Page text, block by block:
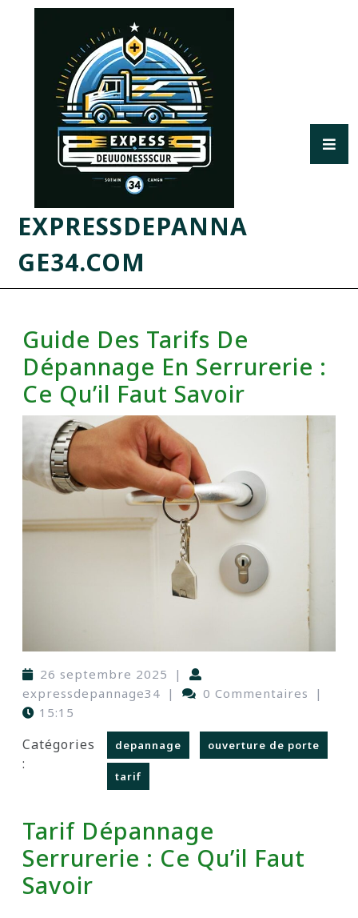
EXPRESSDEPANNA
GE34.COM
Guide Des Tarifs De
Dépannage En Serrurerie :
Ce Qu’il Faut Savoir
26 septembre 2025
|
expressdepannage34 | 0 Commentaires
|
15:15
Catégories
:
depannage ouverture de porte
tarif
Tarif Dépannage
Serrurerie : Ce Qu’il Faut
Savoir